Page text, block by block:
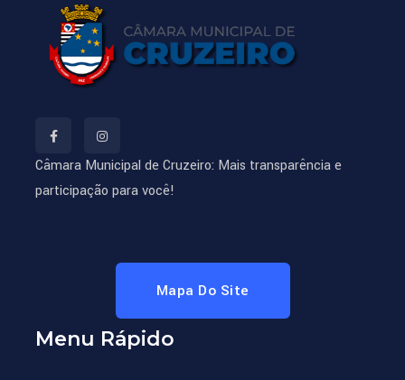
Câmara Municipal de Cruzeiro: Mais transparência e
participação para você!
Mapa Do Site
Menu Rápido